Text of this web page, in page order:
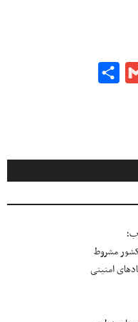
Gmail
کشور مشروط
امنیتی